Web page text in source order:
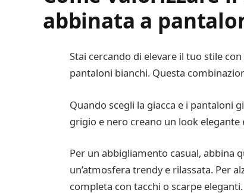
abbinata a
Stai cercando di elevare il tuo stile
pantaloni bianchi. Questa
Quando scegli la giacca e i pantaloni
grigio e nero creano un look
Per un abbigliamento casual, abbina
un’atmosfera trendy e rilassata. Per
completa con tacchi o scarpe eleganti.